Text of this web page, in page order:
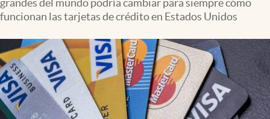
Lifestyle
USA
grandes del mundo podría cambiar para siempre cómo
funcionan las tarjetas de crédito en Estados Unidos